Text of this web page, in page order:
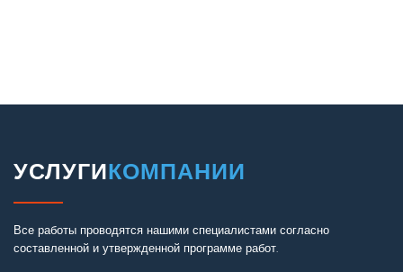
УСЛУГИКОМПАНИИ
Все работы проводятся нашими специалистами согласно
составленной и утвержденной программе работ.